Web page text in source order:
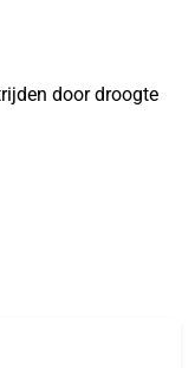
door droogte